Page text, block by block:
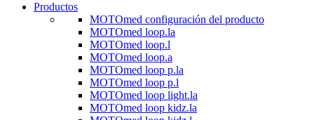
Productos
MOTOmed configuración del producto
MOTOmed loop.la
MOTOmed loop.l
MOTOmed loop.a
MOTOmed loop p.la
MOTOmed loop p.l
MOTOmed loop light.la
MOTOmed loop kidz.la